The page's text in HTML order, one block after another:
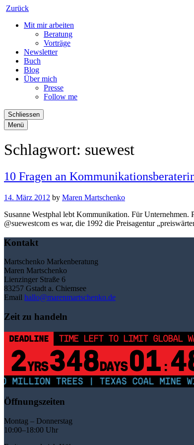
Zurück
Mit mir arbeiten
Beratung
Vorträge
Newsletter
Buch
Blog
Über mich
Presse
Follow me
Schliessen
Menü
Schlagwort: suewest
10 Fragen an
14. März 2012 by Maren Martschenko
Susanne Westphal lebt Kommunikation. Für Unternehmen.
@suewestcom es war, die 1992 die Prei­sagen­tur
Kontakt
Martschenko Markenberatung
Maren Martschenko
Lienzinger Straße 6
83257 Gstadt a. Chiemsee
Email hallo@marenmartschenko.de
Zeit zu handeln
DEADLINE TIME LEFT TO LIMIT GLOBAL
2YRS348DAYS 01 :
MILLION TREES | TEXAS COAL MINE
Öffnungszeiten
Montag – Donnerstag
10:00–18:00 Uhr